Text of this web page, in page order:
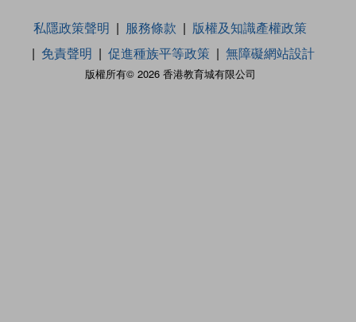
版權所有© 2026 香港教育城有限公司
私隱政策聲明 服務條款
版權及知識產權政策
免責聲明
促進種族平等政策 無障礙網站設計